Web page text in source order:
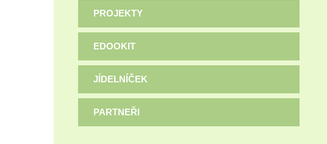
PROJEKTY
EDOOKIT
JÍDELNÍČEK
PARTNEŘI